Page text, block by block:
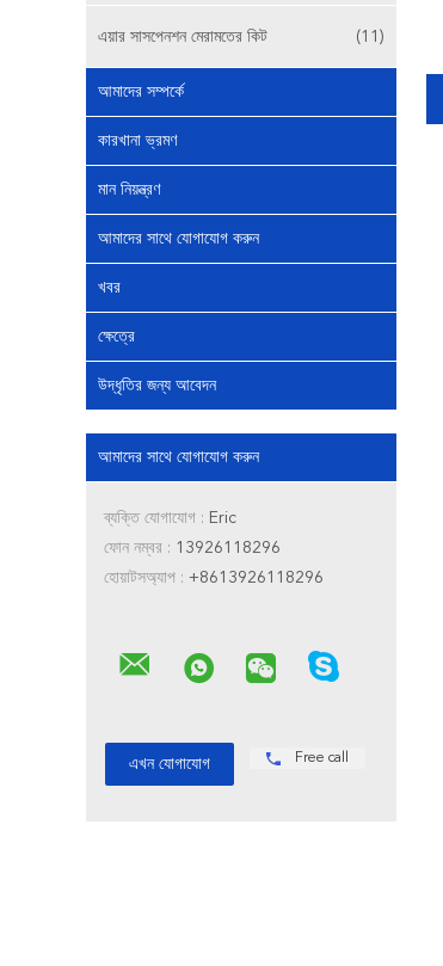
এয়ার সাসপেনশন মেরামতের কিট (11)
আমাদের সম্পর্কে
কারখানা ভ্রমণ
মান নিয়ন্ত্রণ
আমাদের সাথে যোগাযোগ করুন
খবর
ক্ষেত্রে
উদ্ধৃতির জন্য আবেদন
আমাদের সাথে যোগাযোগ করুন
ব্যক্তি যোগাযোগ : Eric
ফোন নম্বর : 13926118296
হোয়াটসঅ্যাপ : +8613926118296
Free call